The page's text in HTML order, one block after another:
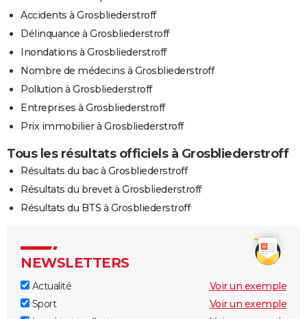
Accidents à Grosbliederstroff
Délinquance à Grosbliederstroff
Inondations à Grosbliederstroff
Nombre de médecins à Grosbliederstroff
Pollution à Grosbliederstroff
Entreprises à Grosbliederstroff
Prix immobilier à Grosbliederstroff
Tous les résultats officiels à Grosbliederstroff
Résultats du bac à Grosbliederstroff
Résultats du brevet à Grosbliederstroff
Résultats du BTS à Grosbliederstroff
NEWSLETTERS
Actualité
Voir un exemple
Sport
Voir un exemple